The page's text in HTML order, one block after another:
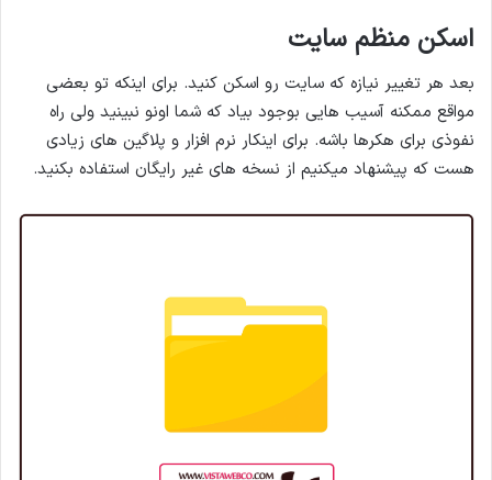
اسکن منظم سایت
بعد هر تغییر نیازه که سایت رو اسکن کنید. برای اینکه تو بعضی
مواقع ممکنه آسیب هایی بوجود بیاد که شما اونو نبینید ولی راه
نفوذی برای هکرها باشه. برای اینکار نرم افزار و پلاگین های زیادی
هست که پیشنهاد میکنیم از نسخه های غیر رایگان استفاده بکنید.